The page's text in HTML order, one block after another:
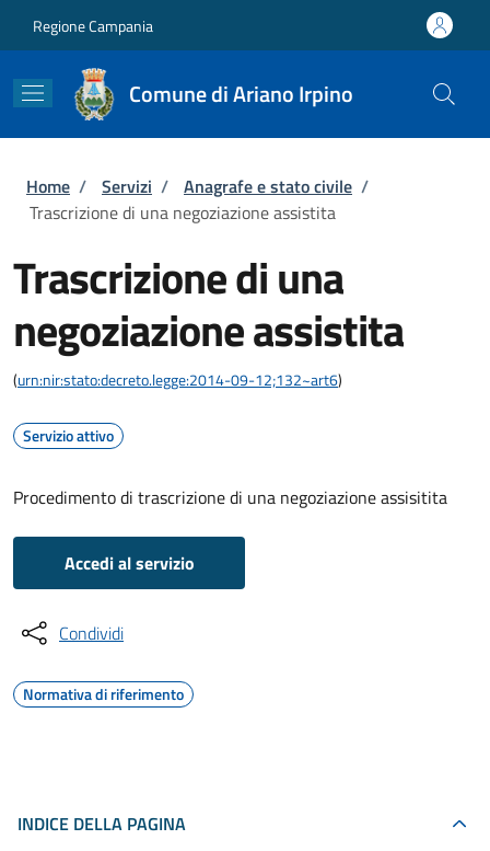
Regione Campania
Comune di Ariano Irpino
Briciole di pane
Home / Servizi / Anagrafe e stato civile /
Trascrizione di una negoziazione assistita
Trascrizione di una
negoziazione assistita
(urn:nir:stato:decreto.legge:2014-09-12;132~art6)
Servizio attivo
Procedimento di trascrizione di una negoziazione assisitita
Accedi al servizio
Condividi
Normativa di riferimento
INDICE DELLA PAGINA